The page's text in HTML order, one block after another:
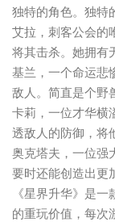
独特的角色。独
艾拉，刺客公会的
将其击杀。她拥有
基兰，一个命运悲
敌人。简直是个野
卡莉，一位才华横
透敌人的防御，将
奥克塔夫，一位强
要时还能创造出更
《星界升华》是
的重玩价值，每次